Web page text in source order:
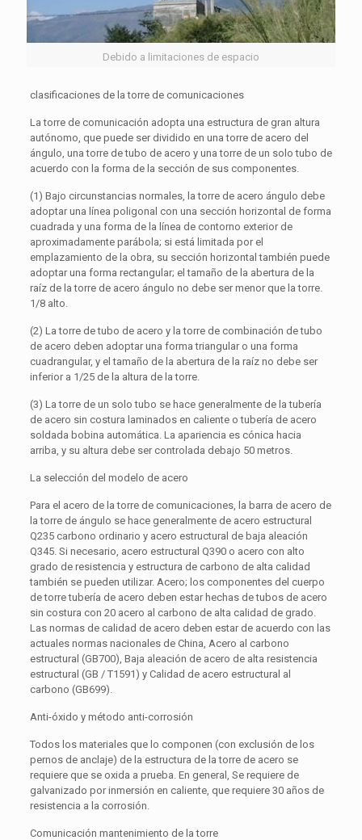
Debido a limitaciones de espacio
clasificaciones de la torre de comunicaciones
La torre de comunicación adopta una estructura de gran altura
autónomo, que puede ser dividido en una torre de acero del
ángulo, una torre de tubo de acero y una torre de un solo tubo de
acuerdo con la forma de la sección de sus componentes.
(1) Bajo circunstancias normales, la torre de acero ángulo debe
adoptar una línea poligonal con una sección horizontal de forma
cuadrada y una forma de la línea de contorno exterior de
aproximadamente parábola; si está limitada por el
emplazamiento de la obra, su sección horizontal también puede
adoptar una forma rectangular; el tamaño de la abertura de la
raíz de la torre de acero ángulo no debe ser menor que la torre.
1/8 alto.
(2) La torre de tubo de acero y la torre de combinación de tubo
de acero deben adoptar una forma triangular o una forma
cuadrangular, y el tamaño de la abertura de la raíz no debe ser
inferior a 1/25 de la altura de la torre.
(3) La torre de un solo tubo se hace generalmente de la tubería
de acero sin costura laminados en caliente o tubería de acero
soldada bobina automática. La apariencia es cónica hacia
arriba, y su altura debe ser controlada debajo 50 metros.
La selección del modelo de acero
Para el acero de la torre de comunicaciones, la barra de acero de
la torre de ángulo se hace generalmente de acero estructural
Q235 carbono ordinario y acero estructural de baja aleación
Q345. Si necesario, acero estructural Q390 o acero con alto
grado de resistencia y estructura de carbono de alta calidad
también se pueden utilizar. Acero; los componentes del cuerpo
de torre tubería de acero deben estar hechas de tubos de acero
sin costura con 20 acero al carbono de alta calidad de grado.
Las normas de calidad de acero deben estar de acuerdo con las
actuales normas nacionales de China, Acero al carbono
estructural (GB700), Baja aleación de acero de alta resistencia
estructural (GB / T1591) y Calidad de acero estructural al
carbono (GB699).
Anti-óxido y método anti-corrosión
Todos los materiales que lo componen (con exclusión de los
pernos de anclaje) de la estructura de la torre de acero se
requiere que se oxida a prueba. En general, Se requiere de
galvanizado por inmersión en caliente, que requiere 30 años de
resistencia a la corrosión.
Comunicación mantenimiento de la torre